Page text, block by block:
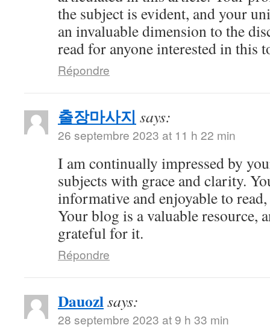
the subject is evident, and your
an invaluable dimension to the
read for anyone interested in this
Répondre
출장마사지 says:
26 septembre 2023 at 11 h 22 min
I am continually impressed by
subjects with grace and clarity.
informative and enjoyable to
Your blog is a valuable resource,
grateful for it.
Répondre
Dauozlsays:
28 septembre 2023 at 9 h 33 min